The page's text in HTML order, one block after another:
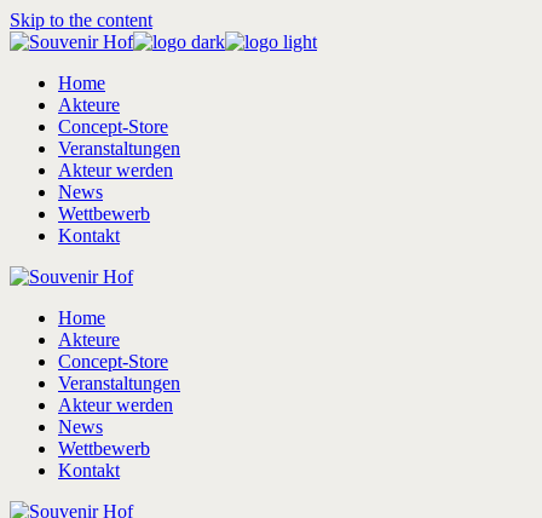
Skip to the content
Home
Akteure
Concept-Store
Veranstaltungen
Akteur werden
News
Wettbewerb
Kontakt
Home
Akteure
Concept-Store
Veranstaltungen
Akteur werden
News
Wettbewerb
Kontakt